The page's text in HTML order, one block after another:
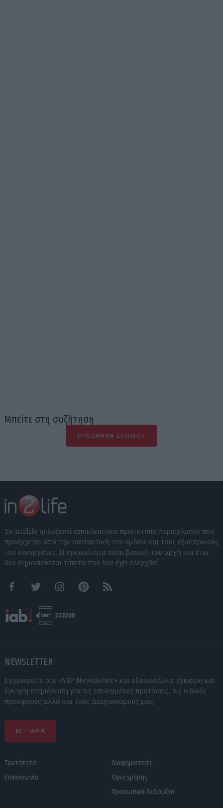
Μπείτε στη συζήτηση
ΠΡΟΣΘΉΚΗ ΣΧΟΛΊΟΥ
Το In2life φιλοξενεί αποκλειστικά πρωτότυπο περιεχόμενο που
προέρχεται από την συντακτική του ομάδα και τους εξωτερικούς
του συνεργάτες. Η εγκυρότητα είναι βασική του αρχή και έτσι
δεν δημοσιεύεται τίποτα που δεν έχει ελεγχθεί.
FacebookTwitter InstagramPinterestRSS feeds
NEWSLETTER
Εγγραφείτε στο «VIP Newsletter» και εξασφαλίστε έγκαιρη και
έγκυρη ενημέρωση για τις επιλεγμένες προτάσεις, τις ειδικές
προσφορές αλλά και τους Διαγωνισμούς μας.
ΕΓΓΡΑΦΗ
Ταυτότητα
Επικοινωνία
Διαφημιστείτε
Όροι χρήσης
Προσωπικά δεδομένα